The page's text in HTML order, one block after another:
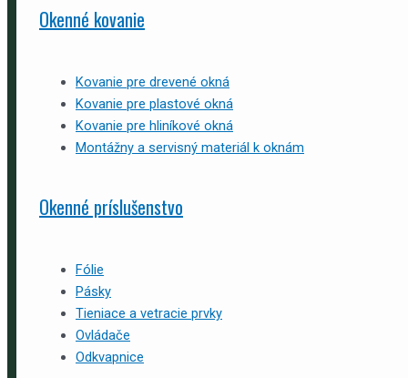
Okenné kovanie
Kovanie pre drevené okná
Kovanie pre plastové okná
Kovanie pre hliníkové okná
Montážny a servisný materiál k oknám
Okenné príslušenstvo
Fólie
Pásky
Tieniace a vetracie prvky
Ovládače
Odkvapnice